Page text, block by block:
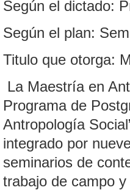
Según el dictado:
Según el plan:
Titulo que otorga:
La Maestría en
Programa de
Antropología
integrado por
seminarios de
trabajo de campo